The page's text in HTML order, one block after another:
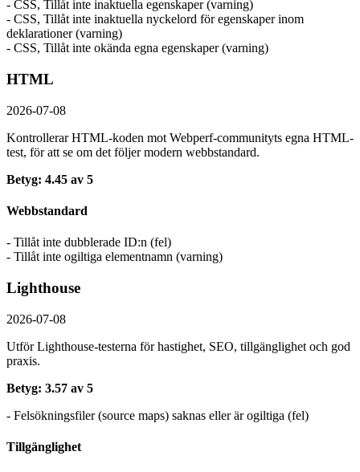
- CSS, Tillåt inte inaktuella egenskaper (varning)
- CSS, Tillåt inte inaktuella nyckelord för egenskaper inom
deklarationer (varning)
- CSS, Tillåt inte okända egna egenskaper (varning)
HTML
2026-07-08
Kontrollerar HTML-koden mot Webperf-communityts egna HTML-
test, för att se om det följer modern webbstandard.
Betyg: 4.45 av 5
Webbstandard
- Tillåt inte dubblerade ID:n (fel)
- Tillåt inte ogiltiga elementnamn (varning)
Lighthouse
2026-07-08
Utför Lighthouse-testerna för hastighet, SEO, tillgänglighet och god
praxis.
Betyg: 3.57 av 5
- Felsökningsfiler (source maps) saknas eller är ogiltiga (fel)
Tillgänglighet